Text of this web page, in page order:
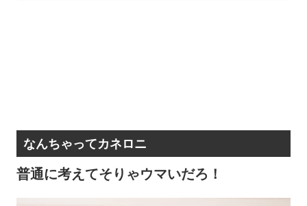
なんちゃってカネロニ
普通に考えてそりゃウマいだろ！